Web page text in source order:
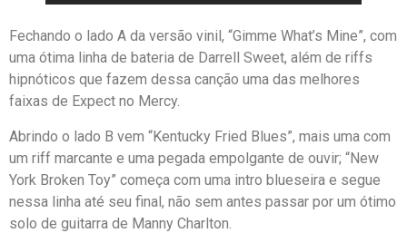
Fechando o lado A da versão vinil, “Gimme What’s Mine”, com
uma ótima linha de bateria de Darrell Sweet, além de riffs
hipnóticos que fazem dessa canção uma das melhores
faixas de Expect no Mercy.
Abrindo o lado B vem “Kentucky Fried Blues”, mais uma com
um riff marcante e uma pegada empolgante de ouvir; “New
York Broken Toy” começa com uma intro blueseira e segue
nessa linha até seu final, não sem antes passar por um ótimo
solo de guitarra de Manny Charlton.